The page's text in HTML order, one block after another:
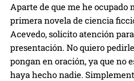
Aparte de que me he ocupado
primera novela de ciencia
Acevedo, solicito atención
presentación. No quiero
pongan en oración, ya que no
haya hecho nadie.